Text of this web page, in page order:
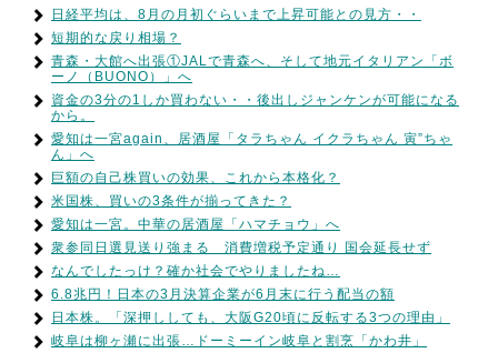
日経平均は、8月の月初ぐらいまで上昇可能との見方・・
短期的な戻り相場？
青森・大館へ出張①JALで青森へ、そして地元イタリアン「ボ
ーノ（BUONO）」へ
資金の3分の1しか買わない・・後出しジャンケンが可能になる
から。
愛知は一宮again、居酒屋「タラちゃん イクラちゃん 寅”ちゃ
ん」へ
巨額の自己株買いの効果、これから本格化？
米国株、買いの3条件が揃ってきた？
愛知は一宮。中華の居酒屋「ハマチョウ」へ
衆参同日選見送り強まる 消費増税予定通り 国会延長せず
なんでしたっけ？確か社会でやりましたね…
6.8兆円！日本の3月決算企業が6月末に行う配当の額
日本株。「深押ししても、大阪G20頃に反転する3つの理由」
岐阜は柳ヶ瀬に出張…ドーミーイン岐阜と割烹「かわ井」